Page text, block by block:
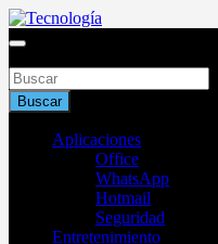
Saltar
al
Tecnología
Buscar
Aplicaciones
Office
WhatsApp
Hotmail
Seguridad
Entretenimiento